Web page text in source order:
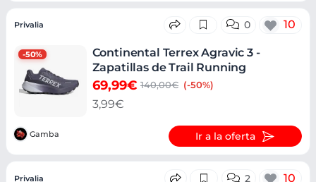
-50%
Privalia 0 10
Continental Terrex Agravic 3 -
Zapatillas de Trail Running
69,99€ 140,00€ (-50%)
3,99€
Gamba Ir a la oferta
Privalia 2 10